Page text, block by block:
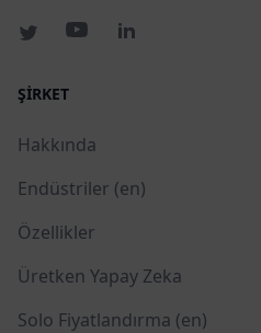
ŞIRKET
Hakkında
Endüstriler (en)
Özellikler
Üretken Yapay Zeka
Solo Fiyatlandırma (en)